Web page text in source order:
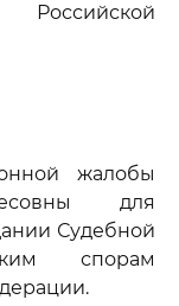
Российской
жалобы
для
Судебной
спорам